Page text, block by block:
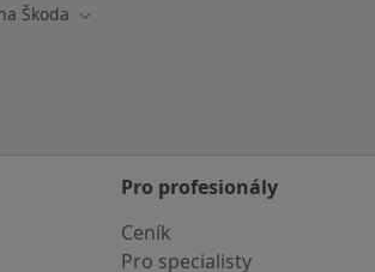
Škoda Změna města
Pro profesionály
Ceník
Pro specialisty